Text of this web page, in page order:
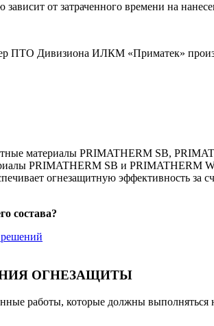
от затраченного времени на
ПТО Дивизиона ИЛКМ «Приматек»
материалы PRIMATHERM SB,
PRIMATHERM SB и PRIMATHERM
огнезащитную эффективность за
состава?
ОГНЕЗАЩИТЫ
работы, которые должны